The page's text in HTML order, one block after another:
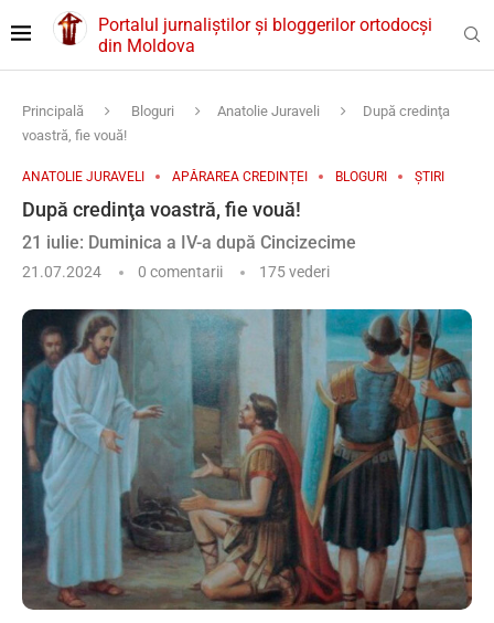
Portalul jurnaliștilor și bloggerilor ortodocși
din Moldova
Principală Bloguri Anatolie Juraveli
După credinţa
voastră, fie vouă!
ANATOLIE JURAVELI APĂRAREA CREDINȚEI BLOGURI ȘTIRI
După credinţa voastră, fie vouă!
21 iulie: Duminica a IV-a după Cincizecime
21.07.2024 0 comentarii 175vederi